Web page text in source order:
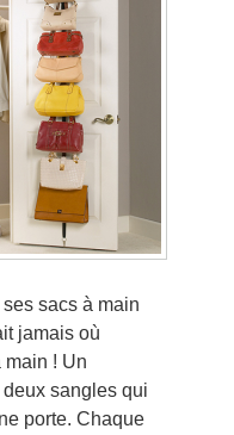
sacs à main
jamais où
main ! Un
sangles qui
porte. Chaque